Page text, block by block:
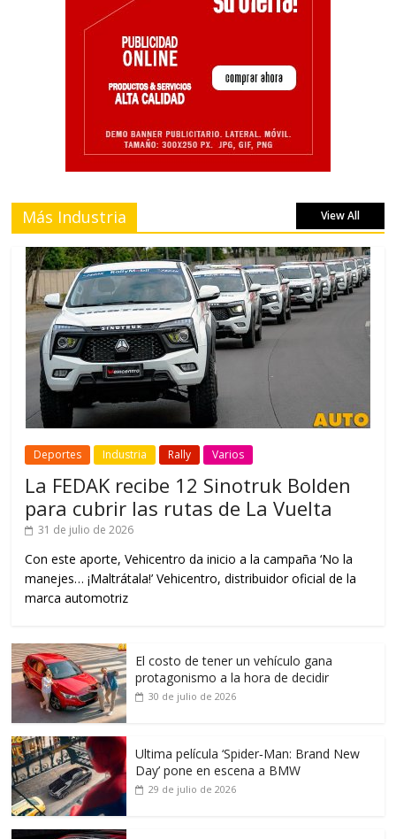
Más Industria View All
Deportes Industria Rally Varios
La FEDAK recibe 12 Sinotruk Bolden
para cubrir las rutas de La Vuelta
31 de julio de 2026
Con este aporte, Vehicentro da inicio a la campaña ‘No la
manejes… ¡Maltrátala!’ Vehicentro, distribuidor oficial de la
marca automotriz
El costo de tener un vehículo gana
protagonismo a la hora de decidir
30 de julio de 2026
Ultima película ‘Spider‑Man: Brand New
Day’ pone en escena a BMW
29 de julio de 2026